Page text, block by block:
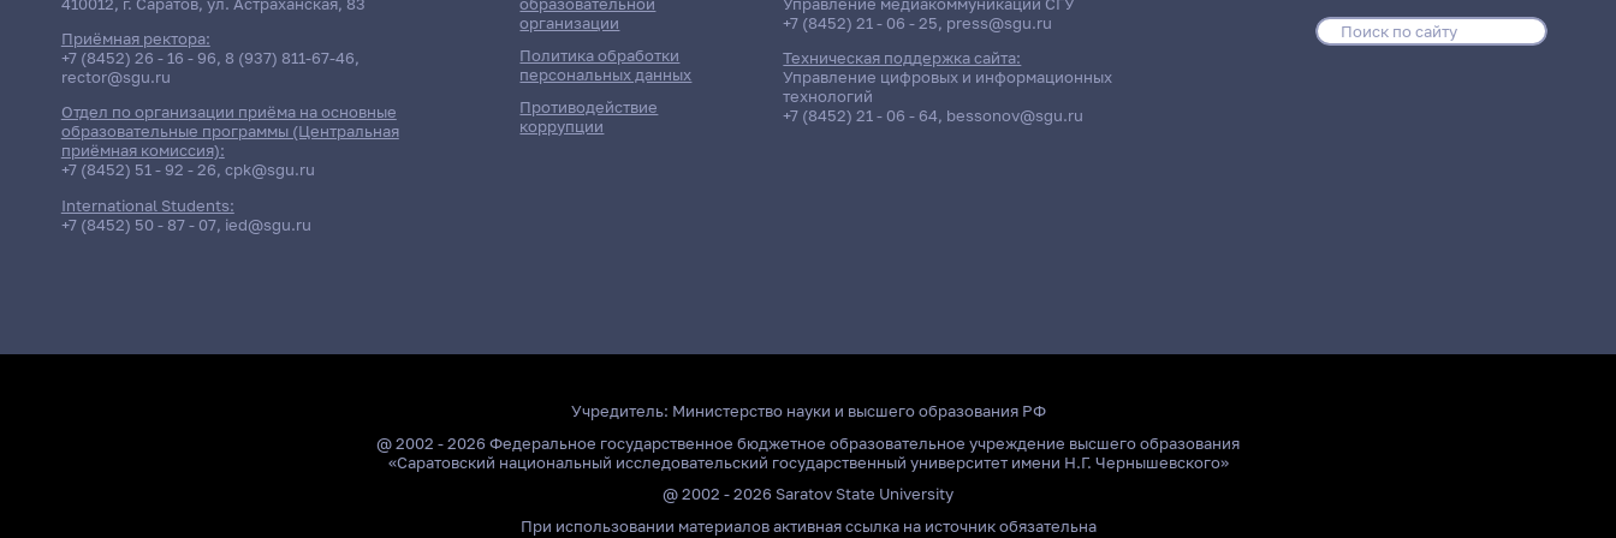
Приёмная ректора:
+7 (8452) 26 - 16 - 96, 8 (937) 811-67-46,
rector@sgu.ru
Отдел по организации приёма на основные
образовательные программы (Центральная
приёмная комиссия):
+7 (8452) 51 - 92 - 26, cpk@sgu.ru
International Students:
+7 (8452) 50 - 87 - 07, ied@sgu.ru
организации
Политика обработки
персональных данных
Противодействие
коррупции
+7 (8452) 21 - 06 - 25, press@sgu.ru
Техническая поддержка сайта:
Управление цифровых и информационных
технологий
+7 (8452) 21 - 06 - 64, bessonov@sgu.ru
Учредитель: Министерство науки и высшего образования РФ
@ 2002 - 2026 Федеральное государственное бюджетное образовательное учреждение высшего образования
«Саратовский национальный исследовательский государственный университет имени Н.Г. Чернышевского»
@ 2002 - 2026 Saratov State University
При использовании материалов активная ссылка на источник обязательна